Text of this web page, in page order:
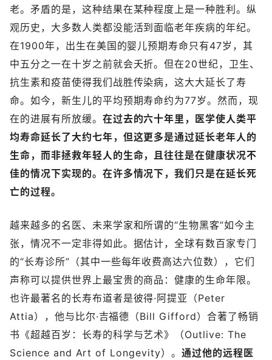
老。矛盾的是，这种结果在某种程度上是一种胜利。纵
观历史，大多数人类都没能活到面临老年疾病的年纪。
在1900年，出生在美国的婴儿预期寿命只有47岁，其
中五分之一在十岁之前就会夭折。但在20世纪，卫生、
抗生素和疫苗使得我们战胜传染病，这大大延长了寿
命。如今，新生儿的平均预期寿命约为77岁。然而，现
在的进展有所放缓。 在过去的六十年里，医学使人类平
均寿命延长了大约七年，但这更多是通过延长老年人的
生命，而非拯救年轻人的生命，且往往是在健康状况不
佳的情况下实现的。在许多情况下，我们只是在延长死
亡的过程。
越来越多的名医、未来学家和所谓的“生物黑客”如今主
张，情况不一定非得如此。据估计，全球有数百家专门
的“长寿诊所”（其中一些每年收费高达六位数），它们
声称可以提供世界上最宝贵的商品：健康的生命年限。
也许最著名的长寿布道者是彼得·阿提亚（Peter
Attia），他与比尔·吉福德（Bill Gifford）合著了畅销
书《超越百岁：长寿的科学与艺术》（Outlive: The
Science and Art of Longevity）。 通过他的远程医